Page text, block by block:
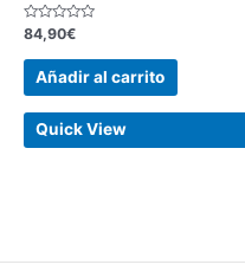
Valorado
con
0
84,90€
Añadir al carrito
Quick View